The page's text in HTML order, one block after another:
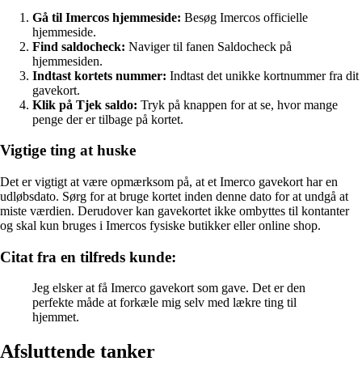
Gå til Imercos hjemmeside: Besøg Imercos officielle
hjemmeside.
Find saldocheck: Naviger til fanen Saldocheck på
hjemmesiden.
Indtast kortets nummer: Indtast det unikke kortnummer fra dit
gavekort.
Klik på Tjek saldo: Tryk på knappen for at se, hvor mange
penge der er tilbage på kortet.
Vigtige ting at huske
Det er vigtigt at være opmærksom på, at et Imerco gavekort har en
udløbsdato. Sørg for at bruge kortet inden denne dato for at undgå at
miste værdien. Derudover kan gavekortet ikke ombyttes til kontanter
og skal kun bruges i Imercos fysiske butikker eller online shop.
Citat fra en tilfreds kunde:
Jeg elsker at få Imerco gavekort som gave. Det er den
perfekte måde at forkæle mig selv med lækre ting til
hjemmet.
Afsluttende tanker